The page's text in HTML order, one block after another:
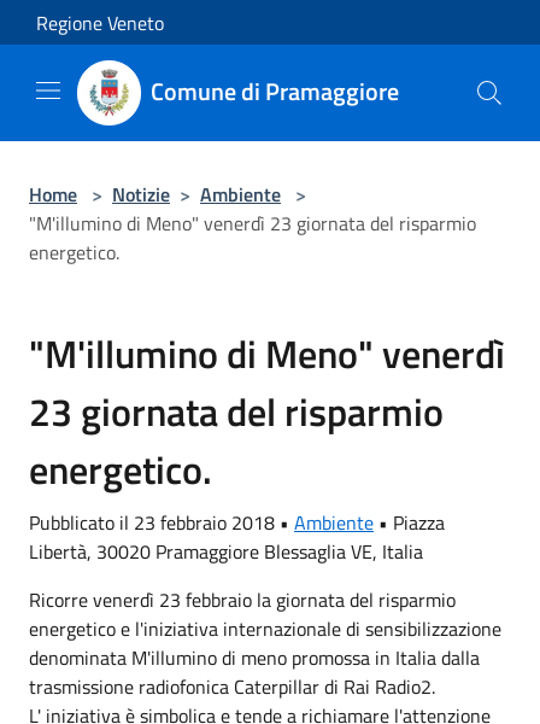
Salta al contenuto principale
Regione Veneto
Comune di Pramaggiore
Home > Notizie > Ambiente >
"M'illumino di Meno" venerdì 23 giornata del risparmio
energetico.
"M'illumino di Meno" venerdì
23 giornata del risparmio
energetico.
Pubblicato il 23 febbraio 2018 • Ambiente • Piazza
Libertà, 30020 Pramaggiore Blessaglia VE, Italia
Ricorre venerdì 23 febbraio la giornata del risparmio
energetico e l'iniziativa internazionale di sensibilizzazione
denominata M'illumino di meno promossa in Italia dalla
trasmissione radiofonica Caterpillar di Rai Radio2.
L' iniziativa è simbolica e tende a richiamare l'attenzione